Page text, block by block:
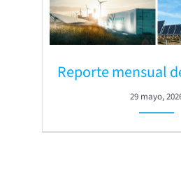
Reporte mensual
29 mayo,